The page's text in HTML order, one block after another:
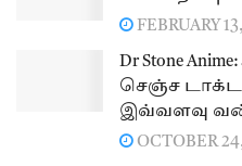
FEBRUARY
Dr Stone
செஞ்ச
இவ்வளவு
OCTOBER